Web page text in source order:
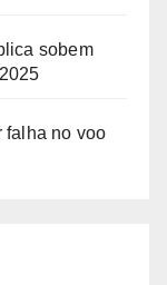
sobem
falha no voo